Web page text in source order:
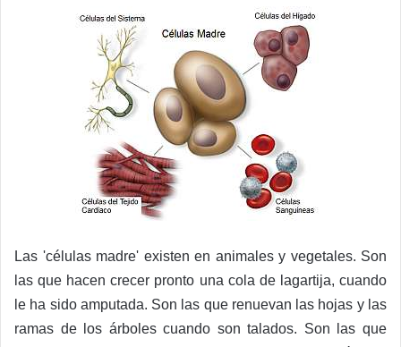
Las 'células madre' existen en animales y vegetales. Son
las que hacen crecer pronto una cola de lagartija, cuando
le ha sido amputada. Son las que renuevan las hojas y las
ramas de los árboles cuando son talados. Son las que